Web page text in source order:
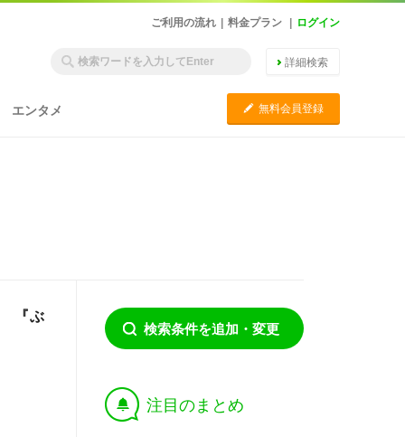
ご利用の流れ 料金プラン ログイン
詳細検索
エンタメ C 無料会員登録
『ぶ
検索条件を追加・変更
† 注目のまとめ